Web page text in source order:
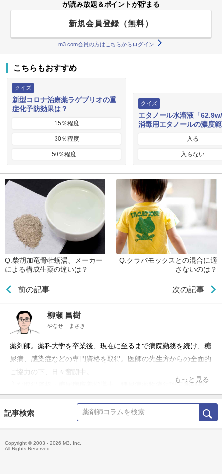
が読み放題＆ポイントが貯まる
新規会員登録（無料）
m3.com会員の方はこちらからログイン
こちらもおすすめ
クイズ
新型コロナ治療薬ラゲブリオの重
症化予防効果は？
15％程度
30％程度
50％程度…
クイズ
エタノール水溶液「
消毒用エタノールの濃度
入る
入らない
Q.柴胡加竜骨牡蛎湯、メーカー
による構成生薬の違いは？
前の記事
Q.クラバモックスとの混合に適
さないのは？
次の記事
柳瀬 昌樹
やなせ まさき
薬剤師。薬科大学を卒業後、現在に至るまで病院勤務を続け、糖
尿病、感染症などの専門資格を取得。医師の先生方からの全面的
ご協力の下、日々奮闘中。
主な取得資格：糖尿病療養指導士、糖尿病薬物療法認定薬剤師、
師、実務実習認定薬剤師
所属学会：日本糖尿病学会、日本くすりと糖尿病学会(認定薬剤
もっと見る
記事検索
Copyright © 2003 - 2026 M3, Inc.
All Rights Reserved.